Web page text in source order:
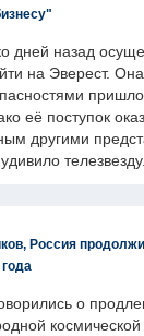
дней назад
на Эверест.
её поступок
другими
телезвезду.
Россия
о